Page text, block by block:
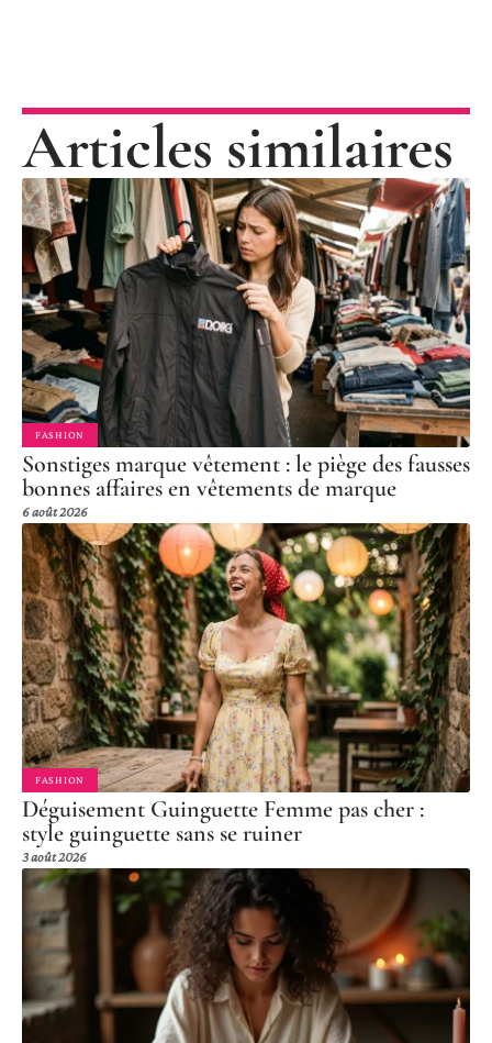
Articles similaires
FASHION
Sonstiges marque vêtement : le piège des fausses
bonnes affaires en vêtements de marque
6 août 2026
FASHION
Déguisement Guinguette Femme pas cher :
style guinguette sans se ruiner
3 août 2026